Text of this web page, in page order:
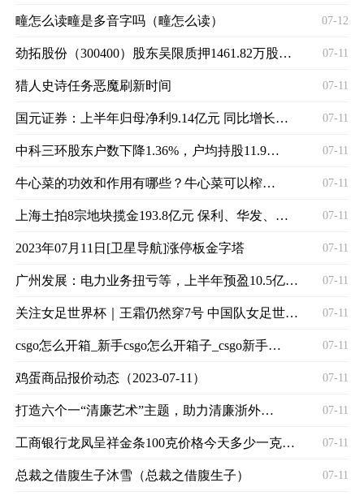
疃怎么读疃是多音字吗（疃怎么读） 07-12
劲拓股份（300400）股东吴限质押1461.82万股，占总股本6.02% 07-11
猎人史诗任务恶魔刷新时间 07-11
国元证券：上半年归母净利9.14亿元 同比增长22.14% 07-11
中科三环股东户数下降1.36%，户均持股11.98万元 07-11
牛心菜的功效和作用有哪些？牛心菜可以榨汁吗？ 07-11
上海土拍8宗地块揽金193.8亿元 保利、华发、招蛇均有所获 07-11
2023年07月11日[卫星导航]涨停板金字塔 07-11
广州发展：电力业务扭亏等，上半年预盈10.5亿元-11.5亿元，同比增46％-60％ 07-11
关注女足世界杯｜王霜仍然穿7号 中国队女足世界杯球员号码公布 07-11
csgo怎么开箱_新手csgo怎么开箱子_csgo新手开箱步骤 07-11
鸡蛋商品报价动态（2023-07-11） 07-11
打造六个一“清廉艺术”主题，助力清廉浙外建设 07-11
工商银行龙凤呈祥金条100克价格今天多少一克（2023年07月11日） 07-11
总裁之借腹生子沐雪（总裁之借腹生子） 07-11